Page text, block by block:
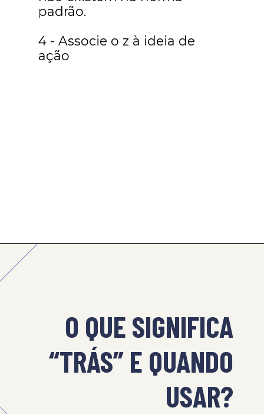
padrão.
4 - Associe o z à ideia de
ação
O QUE SIGNIFICA
“TRÁS” E QUANDO
USAR?